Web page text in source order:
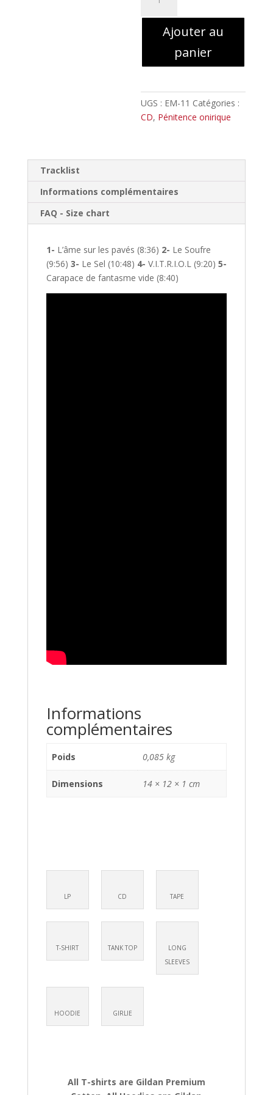
PENITENCE
ONIRIQUEAjouter au
panier
UGS : EM-11 Catégories :
CD, Pénitence onirique
Tracklist
Informations complémentaires
FAQ - Size chart
1- L’âme sur les pavés (8:36) 2- Le Soufre
(9:56) 3- Le Sel (10:48) 4- V.I.T.R.I.O.L (9:20) 5-
Carapace de fantasme vide (8:40)
Informations
complémentaires
Poids 0,085 kg
Dimensions 14 × 12 × 1 cm
LP CD TAPE
T-SHIRT TANK TOP
LONG
SLEEVES
HOODIE GIRLIE
All T-shirts are Gildan Premium